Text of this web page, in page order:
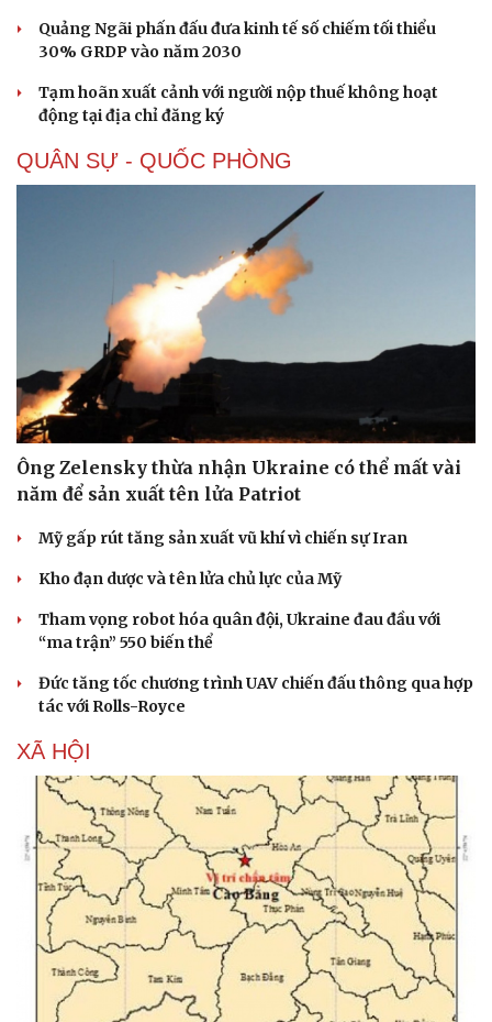
Sức khỏe
Dinh dưỡng - món ngon
Cây thuốc
Sản phụ khoa
Nhi khoa
Nam khoa
Làm đẹp - giảm cân
Phòng mạch online
Ăn sạch sống khỏe
Tình yêu - Gia đình
Quảng Ngãi phấn đấu đưa kinh tế số chiếm tối thiểu
30% GRDP vào năm 2030
Tạm hoãn xuất cảnh với người nộp thuế không hoạt
động tại địa chỉ đăng ký
QUÂN SỰ - QUỐC PHÒNG
Ông Zelensky thừa nhận Ukraine có thể mất vài
năm để sản xuất tên lửa Patriot
Mỹ gấp rút tăng sản xuất vũ khí vì chiến sự Iran
Kho đạn dược và tên lửa chủ lực của Mỹ
Tham vọng robot hóa quân đội, Ukraine đau đầu với
“ma trận” 550 biến thể
Đức tăng tốc chương trình UAV chiến đấu thông qua hợp
tác với Rolls-Royce
XÃ HỘI